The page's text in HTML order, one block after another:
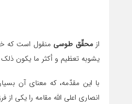
ازمحقّق طوسی منقول است که
یشوبه تعظیم و أکثر ما یکون ذلک
با این مقدّمه، که معنای آن
انصاری اعلی الله مقامه را یکی